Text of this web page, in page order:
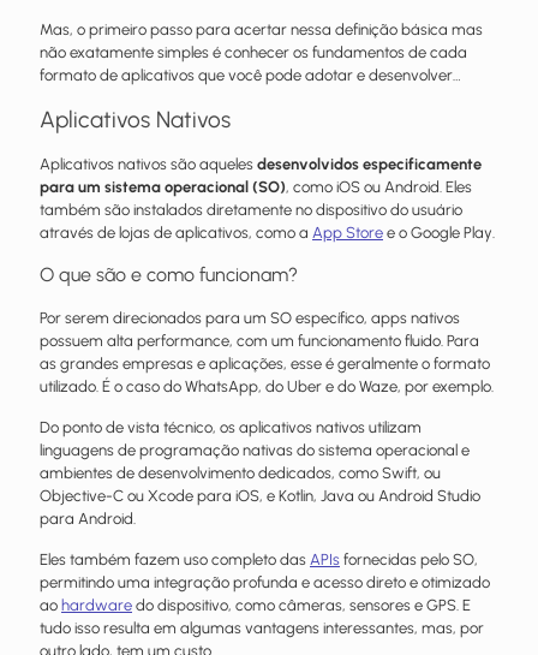
Mas, o primeiro passo para acertar nessa definição básica mas
não exatamente simples é conhecer os fundamentos de cada
formato de aplicativos que você pode adotar e desenvolver…
Aplicativos Nativos
Aplicativos nativos são aqueles desenvolvidos especificamente
para um sistema operacional (SO), como iOS ou Android. Eles
também são instalados diretamente no dispositivo do usuário
através de lojas de aplicativos, como a App Store e o Google Play.
O que são e como funcionam?
Por serem direcionados para um SO específico, apps nativos
possuem alta performance, com um funcionamento fluido. Para
as grandes empresas e aplicações, esse é geralmente o formato
utilizado. É o caso do WhatsApp, do Uber e do Waze, por exemplo.
Do ponto de vista técnico, os aplicativos nativos utilizam
linguagens de programação nativas do sistema operacional e
ambientes de desenvolvimento dedicados, como Swift, ou
Objective-C ou Xcode para iOS, e Kotlin, Java ou Android Studio
para Android.
Eles também fazem uso completo das APIs fornecidas pelo SO,
permitindo uma integração profunda e acesso direto e otimizado
ao hardware do dispositivo, como câmeras, sensores e GPS. E
tudo isso resulta em algumas vantagens interessantes, mas, por
outro lado, tem um custo.